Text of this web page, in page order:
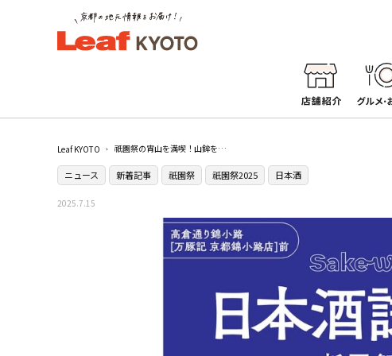
Leaf KYOTO 祇園祭の宵山を満喫！山鉾を眺めながら日本酒が楽しめる1日限りのイベントが開催
ニュース 新着記事 祇園祭 祇園祭2025 日本酒
2025.7.15